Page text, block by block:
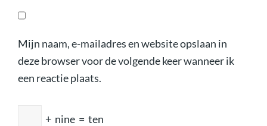
Mijn naam, e-mailadres en website opslaan in
deze browser voor de volgende keer wanneer ik
een reactie plaats.
+ nine = ten